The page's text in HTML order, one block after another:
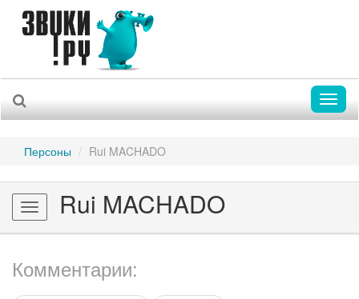
Персоны Rui MACHADO
Toggle
navigation
Rui MACHADO
Комментарии: